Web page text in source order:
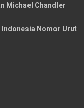
Michael Chandler
Indonesia Nomor Urut